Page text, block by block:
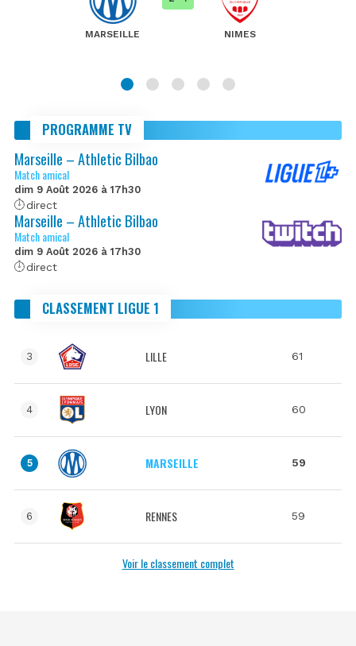
MARSEILLE NIMES
PROGRAMME TV
Marseille – Athletic Bilbao
Match amical
dim 9 Août 2026 à 17h30
direct
Marseille – Athletic Bilbao
Match amical
dim 9 Août 2026 à 17h30
direct
CLASSEMENT LIGUE 1
3 LILLE 61
4 LYON 60
5 MARSEILLE 59
6 RENNES 59
Voir le classement complet